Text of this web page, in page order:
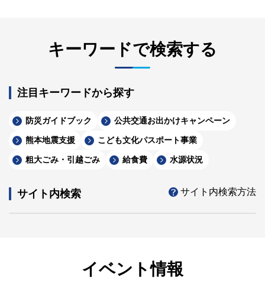
キーワードで検索する
注目キーワードから探す
防災ガイドブック 公共交通お出かけキャンペーン
熊本地震支援 こども文化パスポート事業
粗大ごみ・引越ごみ 給食費 水源状況
サイト内検索 サイト内検索方法
イベント情報